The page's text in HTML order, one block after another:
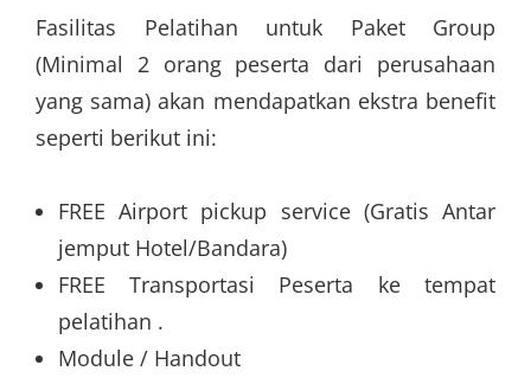
Fasilitas Pelatihan untuk Paket Group
(Minimal 2 orang peserta dari perusahaan
yang sama) akan mendapatkan ekstra benefit
seperti berikut ini:
FREE Airport pickup service (Gratis Antar
jemput Hotel/Bandara)
FREE Transportasi Peserta ke tempat
pelatihan .
Module / Handout